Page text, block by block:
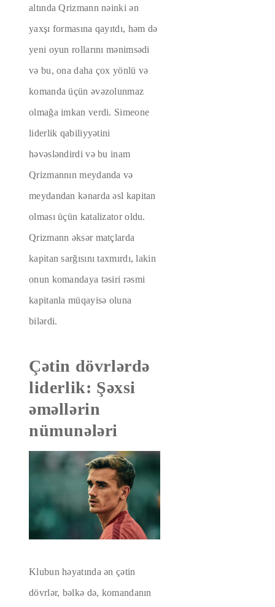
altında Qrizmann nəinki ən
yaxşı formasına qayıtdı, həm də
yeni oyun rollarını mənimsədi
və bu, ona daha çox yönlü və
komanda üçün əvəzolunmaz
olmağa imkan verdi. Simeone
liderlik qabiliyyətini
həvəsləndirdi və bu inam
Qrizmannın meydanda və
meydandan kənarda əsl kapitan
olması üçün katalizator oldu.
Qrizmann əksər matçlarda
kapitan sarğısını taxmırdı, lakin
onun komandaya təsiri rəsmi
kapitanla müqayisə oluna
bilərdi.
Çətin dövrlərdə
liderlik: Şəxsi
əməllərin
nümunələri
Klubun həyatında ən çətin
dövrlər, bəlkə də, komandanın